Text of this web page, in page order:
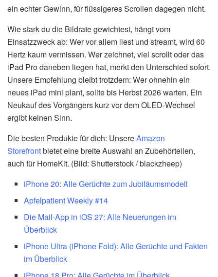
ein echter Gewinn, für flüssigeres Scrollen dagegen nicht.
Wie stark du die Bildrate gewichtest, hängt vom
Einsatzzweck ab: Wer vor allem liest und streamt, wird 60
Hertz kaum vermissen. Wer zeichnet, viel scrollt oder das
iPad Pro daneben liegen hat, merkt den Unterschied sofort.
Unsere Empfehlung bleibt trotzdem: Wer ohnehin ein
neues iPad mini plant, sollte bis Herbst 2026 warten. Ein
Neukauf des Vorgängers kurz vor dem OLED-Wechsel
ergibt keinen Sinn.
Die besten Produkte für dich: UnsereAmazon
Storefrontbietet eine breite Auswahl an Zubehörteilen,
auch für HomeKit. (Bild: Shutterstock / blackzheep)
iPhone 20: Alle Gerüchte zum Jubiläumsmodell
Apfelpatient Weekly #14
Die Mail-App in iOS 27: Alle Neuerungen im
Überblick
iPhone Ultra (iPhone Fold): Alle Gerüchte und Fakten
im Überblick